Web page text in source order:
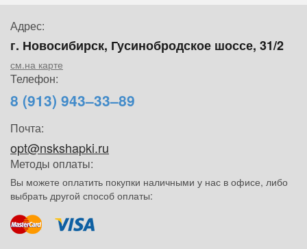
Адрес:
г. Новосибирск, Гусинобродское шоссе, 31/2
см.на карте
Телефон:
8 (913) 943–33–89
Почта:
opt@nskshapki.ru
Методы оплаты:
Вы можете оплатить покупки наличными у нас в офисе, либо
выбрать другой способ оплаты: